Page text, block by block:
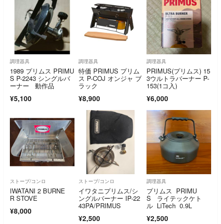
調理器具
1989 プリムス PRIMU
S P-2243 シングルバ
ーナー 動作品
¥5,100
調理器具
特価 PRIMUS プリム
ス P-COJ オンジャ ブ
ラック
¥8,900
調理器具
PRIMUS(プリムス) 15
3ウルトラバーナー P-
153(1コ入)
¥6,000
ストーブ/コンロ
IWATANI 2 BURNE
R STOVE
¥8,000
ストーブ/コンロ
イワタニプリムス/シ
ングルバーナー IP-22
43PA/PRIMUS
¥2,500
調理器具
プリムス PRIMU
S ライテックケト
ル LiTech 0.9L
¥2,500